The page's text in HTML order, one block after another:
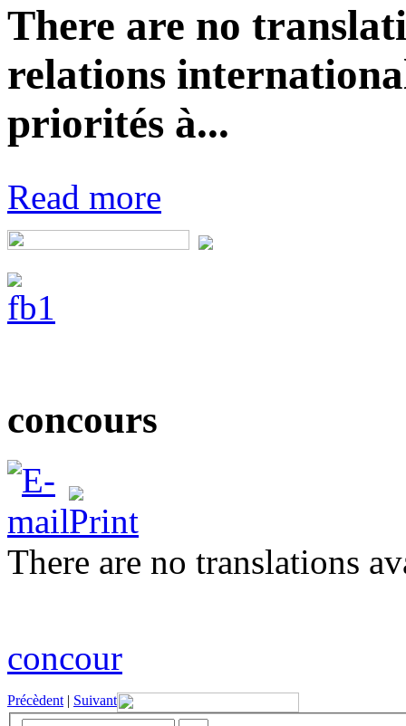
There are no
relations
priorités à...
Read more
concours
There are no translations
concour
Précèdent | Suivant